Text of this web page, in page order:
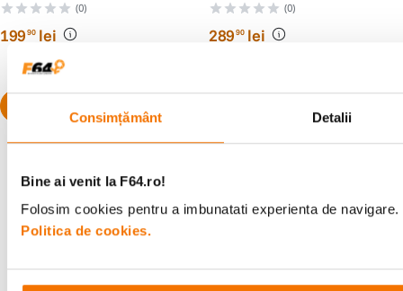
Consimțământ Detalii
Bine ai venit la F64.ro!
Folosim cookies pentru a imbunatati experienta de
Politica de cookies.
(0)
19990 lei
(0)
28990 lei
Alatura-te comunitatii creatorilor
Descopera inspiratie, recomandari utile,